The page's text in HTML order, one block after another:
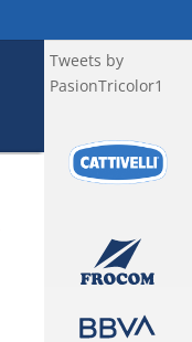
Tweets by
PasionTricolor1